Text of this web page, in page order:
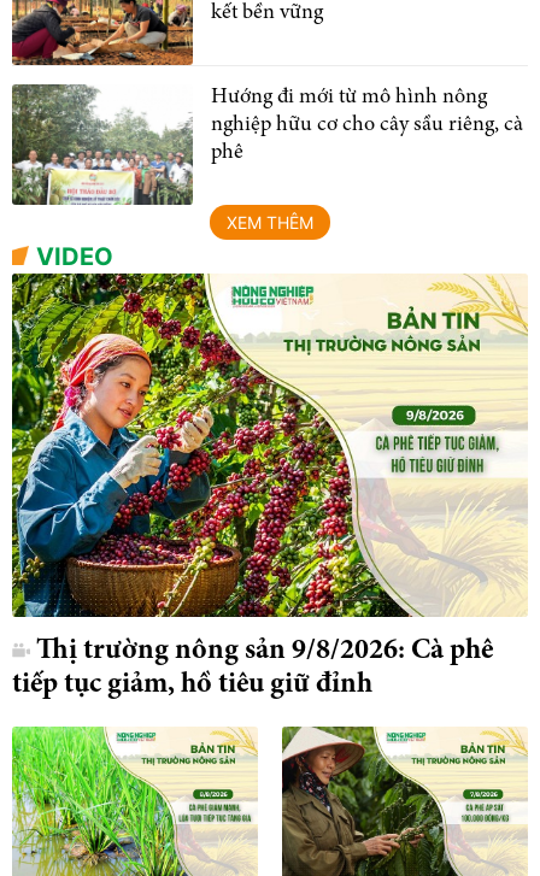
kết bền vững
Hướng đi mới từ mô hình nông
nghiệp hữu cơ cho cây sầu riêng, cà
phê
XEM THÊM
VIDEO
Thị trường nông sản 9/8/2026: Cà phê
tiếp tục giảm, hồ tiêu giữ đỉnh